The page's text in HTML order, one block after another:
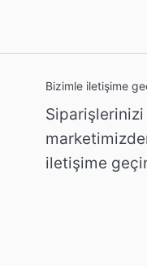
Bizimle iletişime
Siparişlerinizi
iletişime